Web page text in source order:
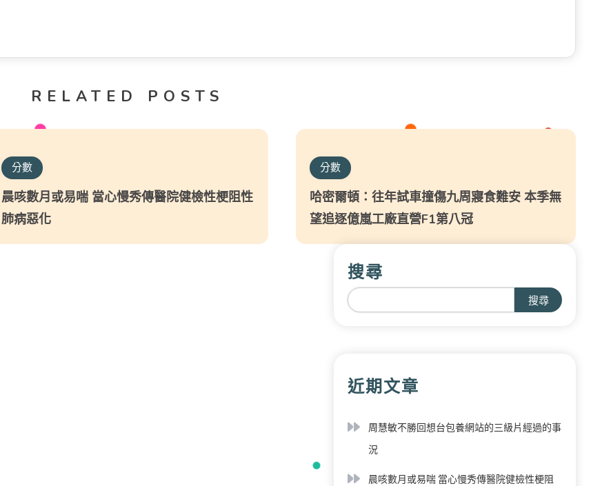
RELATED POSTS
分數
晨咳數月或易喘 當心慢秀傳醫院健檢性梗阻性
肺病惡化
分數
哈密爾頓：往年試車撞傷九周寢食難安 本季無
望追逐億嵐工廠直營F1第八冠
搜尋
搜尋
近期文章
周慧敏不勝回想台包養網站的三級片經過的事
況
晨咳數月或易喘 當心慢秀傳醫院健檢性梗阻